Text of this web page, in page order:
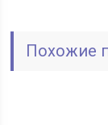
Похожие